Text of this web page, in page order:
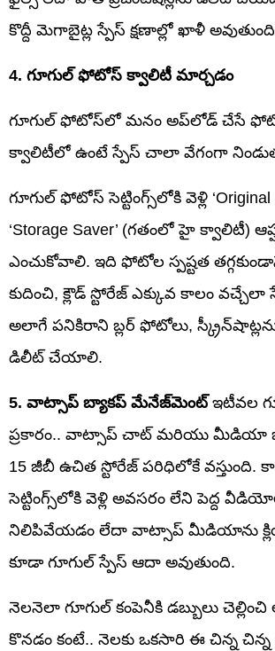
కొద్దీ మెగాబైట్ల స్పేస్ క్షణాల్లో ఖాళీ
4. గూగుల్ ఫోటోస్ క్వాలిటీ మార్చడం
గూగుల్ ఫోటోస్‌లో మనం అప్‌లోడ్ చేసే
క్వాలిటీలో ఉంటే స్పేస్ చాలా వేగంగా
గూగుల్ ఫోటోస్ సెట్టింగ్స్‌లోకి వెళ్లి ‘Original
‘Storage Saver’ (గతంలో హై క్వాలిటీ)
ఎంచుకోవాలి. ఇది ఫోటోల స్పష్టత
కుదించి, క్లౌడ్ స్టోరేజ్ ఎక్కువ కాలం వచ్చేలా
అలాగే పనికిరాని బ్లర్ ఫోటోలు, స్క్రీన్‌షాట్లను
డిలీట్ చేయాలి.
5. వాట్సాప్ బ్యాకప్ మేనేజ్‌మెంట్ఇటీవల
ప్రకారం.. వాట్సాప్ చాట్ మరియు మీడియా
15 జీబీ ఉచిత స్టోరేజ్ పరిధిలోకే వస్తుంది.
సెట్టింగ్స్‌లోకి వెళ్లి అవసరం లేని పెద్ద
నిలిపివేయడం లేదా వాట్సాప్ మీడియాను
కూడా గూగుల్ స్పేస్ ఆదా అవుతుంది.
నెలనెలా గూగుల్ కంపెనీకి డబ్బులు
కొనడం కంటే.. నెలకు ఒకసారి ఈ చిన్న చిన్న